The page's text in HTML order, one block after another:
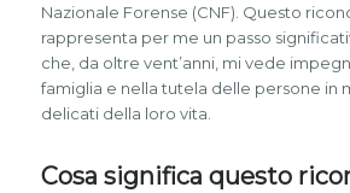
Nazionale Forense (CNF). Questo
rappresenta per me un passo
che, da oltre vent’anni, mi vede
famiglia e nella tutela delle persone in
delicati della loro vita.
Cosa significa questo